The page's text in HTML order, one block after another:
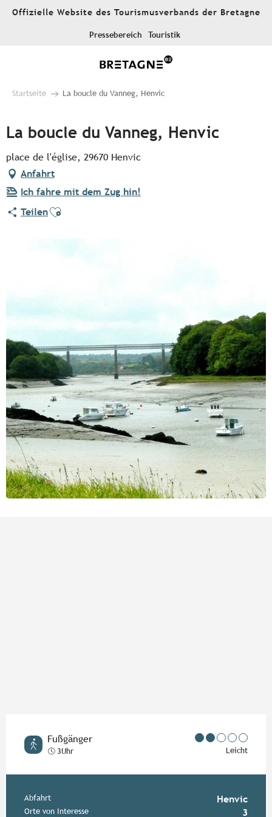
AllerOffizielle Website des Tourismusverbands der Bretagne
Pressebereich Touristik
Startseite La boucle du Vanneg, Henvic
La boucle du Vanneg, Henvic
place de l'église, 29670 Henvic
Anfahrt
Ich fahre mit dem Zug hin!
TeilenAjouter aux favoris
Fußgänger
3Uhr Leicht
Praktische Informationen
Abfahrt Henvic
Orte von Interesse 3